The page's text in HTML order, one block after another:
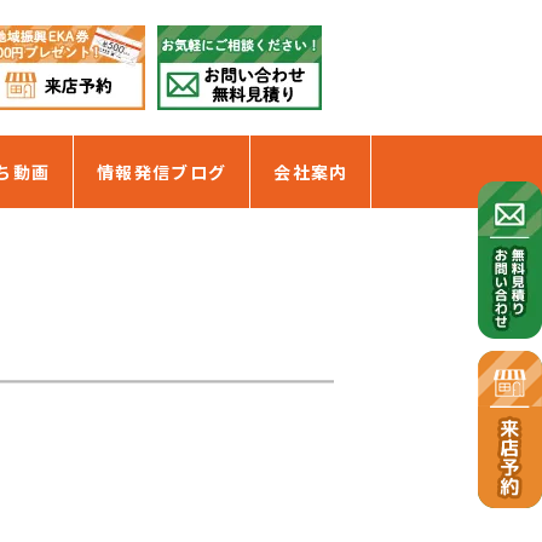
動画 情報発信ブログ 会社案内